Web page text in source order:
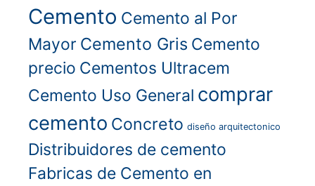
Cemento Cemento al Por
Mayor Cemento Gris Cemento
precio Cementos Ultracem
Cemento Uso General comprar
cemento Concreto diseño arquitectonico
Distribuidores de cemento
Fabricas de Cemento en